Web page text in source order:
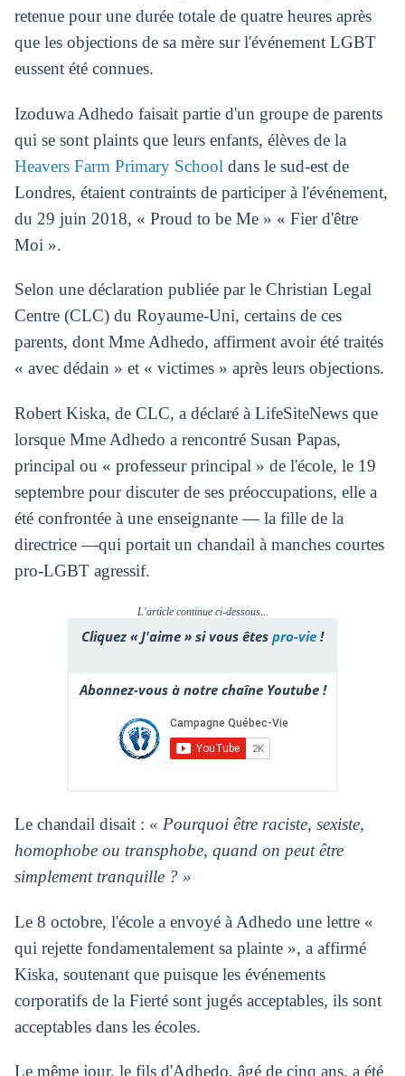
retenue pour une durée totale de quatre heures après
que les objections de sa mère sur l'événement LGBT
eussent été connues.
Izoduwa Adhedo faisait partie d'un groupe de parents
qui se sont plaints que leurs enfants, élèves de la
Heavers Farm Primary School dans le sud-est de
Londres, étaient contraints de participer à l'événement,
du 29 juin 2018, « Proud to be Me » « Fier d'être
Moi ».
Selon une déclaration publiée par le Christian Legal
Centre (CLC) du Royaume-Uni, certains de ces
parents, dont Mme Adhedo, affirment avoir été traités
« avec dédain » et « victimes » après leurs objections.
Robert Kiska, de CLC, a déclaré à LifeSiteNews que
lorsque Mme Adhedo a rencontré Susan Papas,
principal ou « professeur principal » de l'école, le 19
septembre pour discuter de ses préoccupations, elle a
été confrontée à une enseignante — la fille de la
directrice —qui portait un chandail à manches courtes
pro-LGBT agressif.
L'article continue ci-dessous...
Cliquez « J'aime » si vous êtes pro-vie !
Abonnez-vous à notre chaîne Youtube !
Le chandail disait : « Pourquoi être raciste, sexiste,
homophobe ou transphobe, quand on peut être
simplement tranquille ? »
Le 8 octobre, l'école a envoyé à Adhedo une lettre «
qui rejette fondamentalement sa plainte », a affirmé
Kiska, soutenant que puisque les événements
corporatifs de la Fierté sont jugés acceptables, ils sont
acceptables dans les écoles.
Le même jour, le fils d'Adhedo, âgé de cinq ans, a été